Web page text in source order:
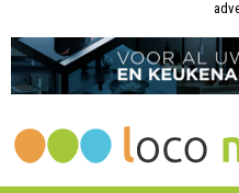
Groep
Groep